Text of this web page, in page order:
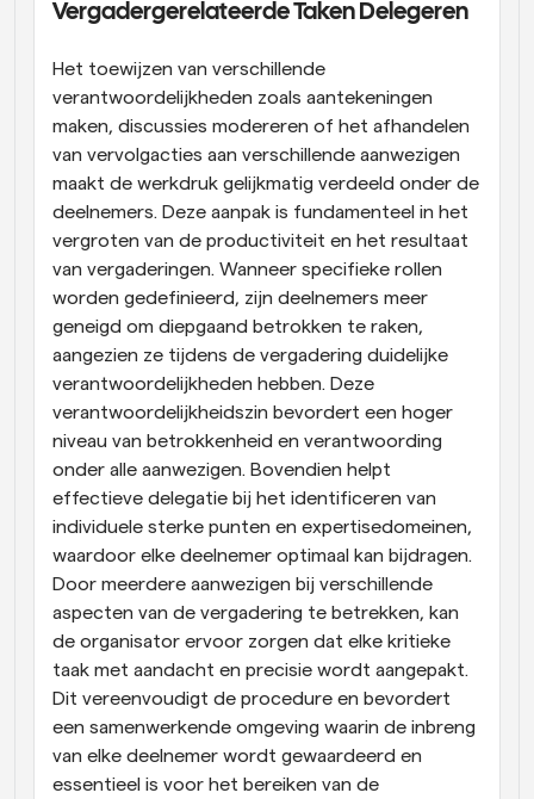
Vergadergerelateerde Taken Delegeren
Het toewijzen van verschillende
verantwoordelijkheden zoals aantekeningen
maken, discussies modereren of het afhandelen
van vervolgacties aan verschillende aanwezigen
maakt de werkdruk gelijkmatig verdeeld onder de
deelnemers. Deze aanpak is fundamenteel in het
vergroten van de productiviteit en het resultaat
van vergaderingen. Wanneer specifieke rollen
worden gedefinieerd, zijn deelnemers meer
geneigd om diepgaand betrokken te raken,
aangezien ze tijdens de vergadering duidelijke
verantwoordelijkheden hebben. Deze
verantwoordelijkheidszin bevordert een hoger
niveau van betrokkenheid en verantwoording
onder alle aanwezigen. Bovendien helpt
effectieve delegatie bij het identificeren van
individuele sterke punten en expertisedomeinen,
waardoor elke deelnemer optimaal kan bijdragen.
Door meerdere aanwezigen bij verschillende
aspecten van de vergadering te betrekken, kan
de organisator ervoor zorgen dat elke kritieke
taak met aandacht en precisie wordt aangepakt.
Dit vereenvoudigt de procedure en bevordert
een samenwerkende omgeving waarin de inbreng
van elke deelnemer wordt gewaardeerd en
essentieel is voor het bereiken van de